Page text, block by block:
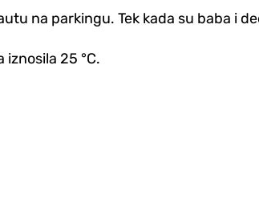
na parkingu. Tek kada su baba i
25 °C.